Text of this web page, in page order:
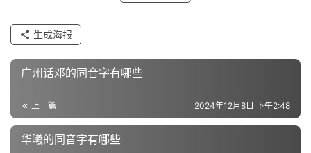
反
词
生成海报
广州话邓的同音字有哪些
上一篇 2024年12月8日 下午2:48
华曦的同音字有哪些